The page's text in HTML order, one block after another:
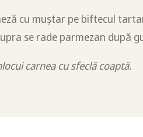
cu muștar pe biftecul
se rade parmezan după
carnea cu sfeclă coaptă.